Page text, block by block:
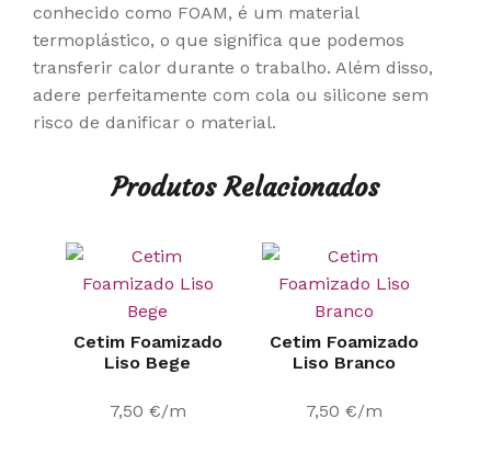
conhecido como FOAM, é um material
termoplástico, o que significa que podemos
transferir calor durante o trabalho. Além disso,
adere perfeitamente com cola ou silicone sem
risco de danificar o material.
Produtos Relacionados
Cetim Foamizado
Liso Bege
7,50 €/m
Cetim Foamizado
Liso Branco
7,50 €/m